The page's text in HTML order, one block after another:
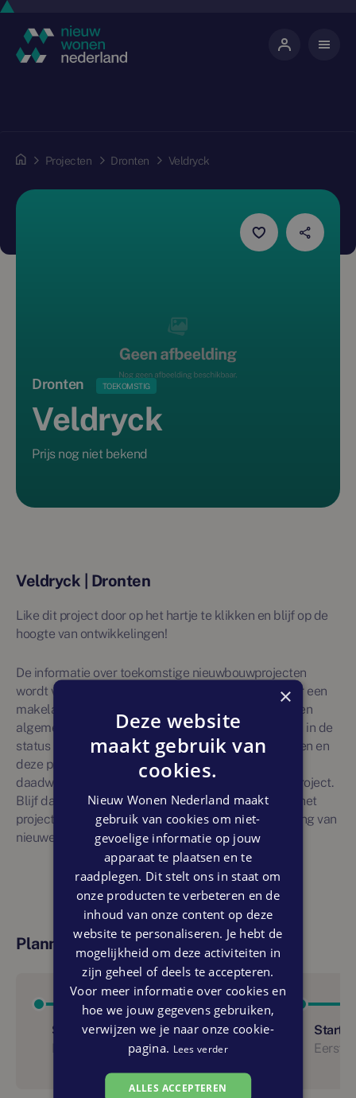
Projecten Dronten Veldryck
Dronten TOEKOMSTIG
Veldryck
Prijs nog niet bekend
Veldryck | Dronten
Like dit project door op het hartje te klikken en blijf op de
hoogte van ontwikkelingen!
De informatie over toekomstige nieuwbouwprojecten
wordt vanuit externe bronnen verkregen en niet door een
makelaar beheerd. Daarom wordt over deze projecten
algemene informatie gegeven. Nieuwbouwprojecten in de
status 'toekomstig' zijn onderhevig aan veranderingen en
deze projectvermelding is geen garantie voor
daadwerkelijke en ongewijzigde realisatie van het project.
Blijf daarom op de hoogte van ontwikkelingen door het
project te liken. U ontvangt dan via e-mail een melding van
nieuwe ontwikkelingen.
Planning
Start verkoop
Nog niet bekend
Start
Eerste
×
Deze website
maakt gebruik van
cookies.
Nieuw Wonen Nederland maakt
gebruik van cookies om niet-
gevoelige informatie op jouw
apparaat te plaatsen en te
raadplegen. Dit stelt ons in staat om
onze producten te verbeteren en de
inhoud van onze content op deze
website te personaliseren. Je hebt de
mogelijkheid om deze activiteiten in
zijn geheel of deels te accepteren.
Voor meer informatie over cookies en
hoe we jouw gegevens gebruiken,
verwijzen we je naar onze cookie-
pagina. Lees verder
ALLES ACCEPTEREN